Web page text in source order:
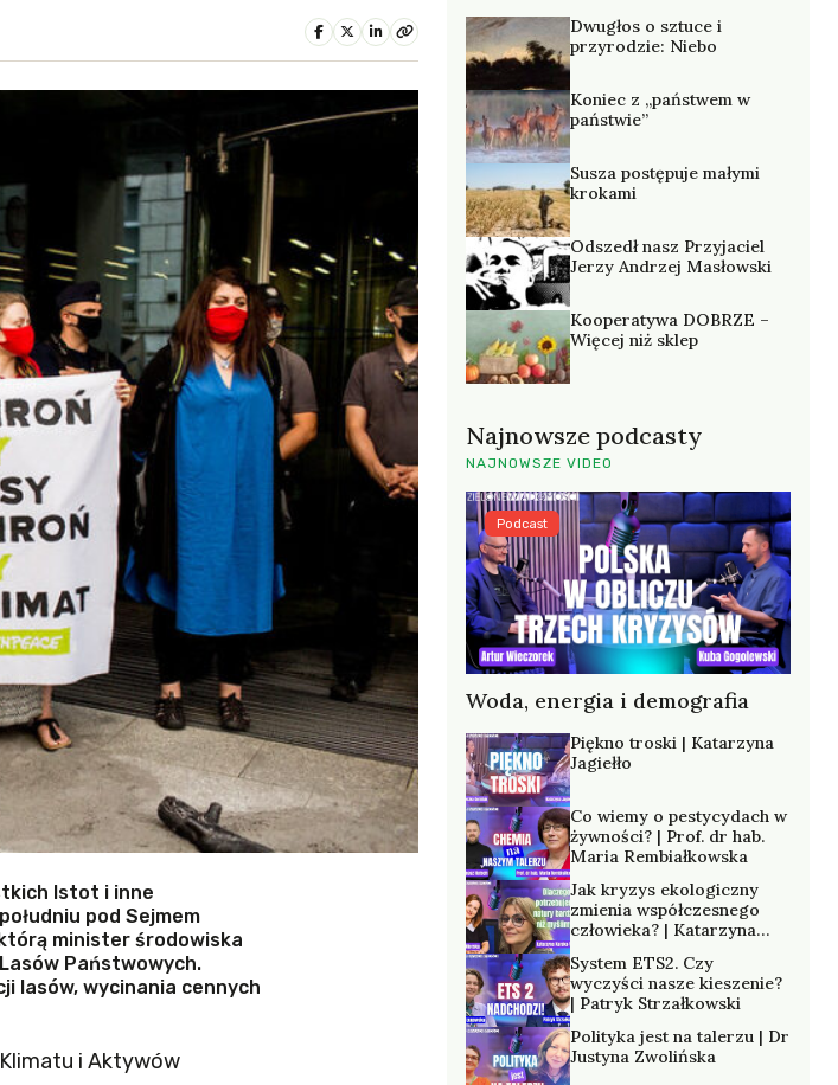
Istot i inne
pod Sejmem
minister środowiska
Państwowych.
lasów, wycinania cennych
i Aktywów
Dwugłos o sztuce i
przyrodzie: Niebo
Koniec z „państwem w
państwie”
Susza postępuje małymi
krokami
Odszedł nasz Przyjaciel
Jerzy Andrzej Masłowski
Kooperatywa DOBRZE –
Więcej niż sklep
Najnowsze podcasty
NAJNOWSZE VIDEO
Woda, energia i demografia
Podcast
Piękno troski | Katarzyna
Jagiełło
Co wiemy o pestycydach w
żywności? | Prof. dr hab.
Maria Rembiałkowska
Jak kryzys ekologiczny
zmienia współczesnego
człowieka? | Katarzyna
System ETS2. Czy
wyczyści nasze kieszenie?
| Patryk Strzałkowski
Polityka jest na talerzu | Dr
Justyna Zwolińska